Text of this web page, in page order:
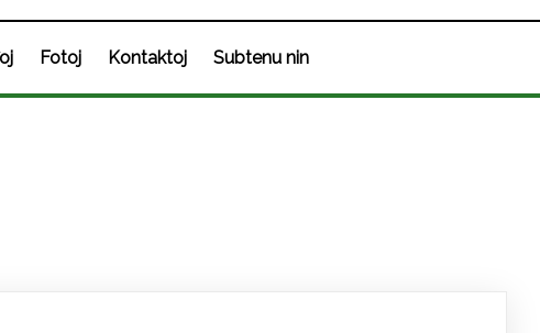
Fotoj Kontaktoj Subtenu nin